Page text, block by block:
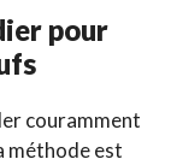
pour
couramment
méthode est